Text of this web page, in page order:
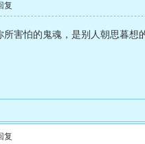
复
所害怕的鬼魂，是别人朝思暮
复